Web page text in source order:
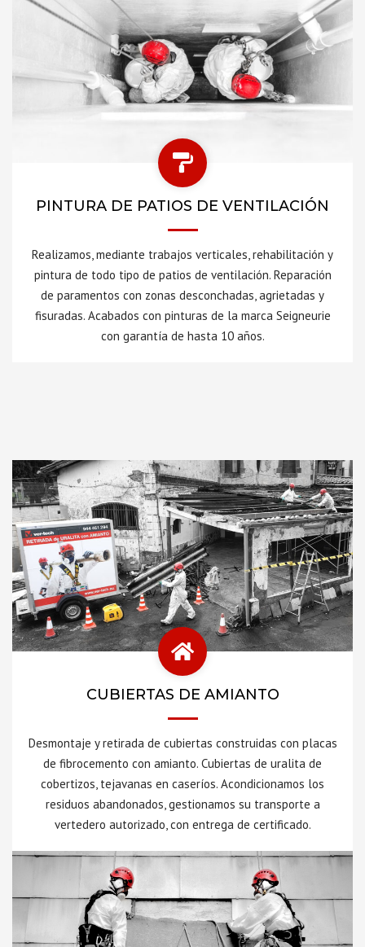
PINTURA DE PATIOS DE VENTILACIÓN
Realizamos, mediante trabajos verticales, rehabilitación y
pintura de todo tipo de patios de ventilación. Reparación
de paramentos con zonas desconchadas, agrietadas y
fisuradas. Acabados con pinturas de la marca Seigneurie
con garantía de hasta 10 años.
CUBIERTAS DE AMIANTO
Desmontaje y retirada de cubiertas construidas con placas
de fibrocemento con amianto. Cubiertas de uralita de
cobertizos, tejavanas en caseríos. Acondicionamos los
residuos abandonados, gestionamos su transporte a
vertedero autorizado, con entrega de certificado.